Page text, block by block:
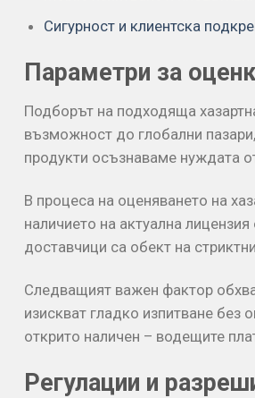
Сигурност и клиентска
Параметри за
Подборът на подходящa
възможност до глобални
продукти осъзнаваме нуждата
В процеса на оценяването на
наличието на актуална
доставчици са обект на
Следващият важен фактор
изискват гладко изпитване без
открито наличен – водещите
Регулации и